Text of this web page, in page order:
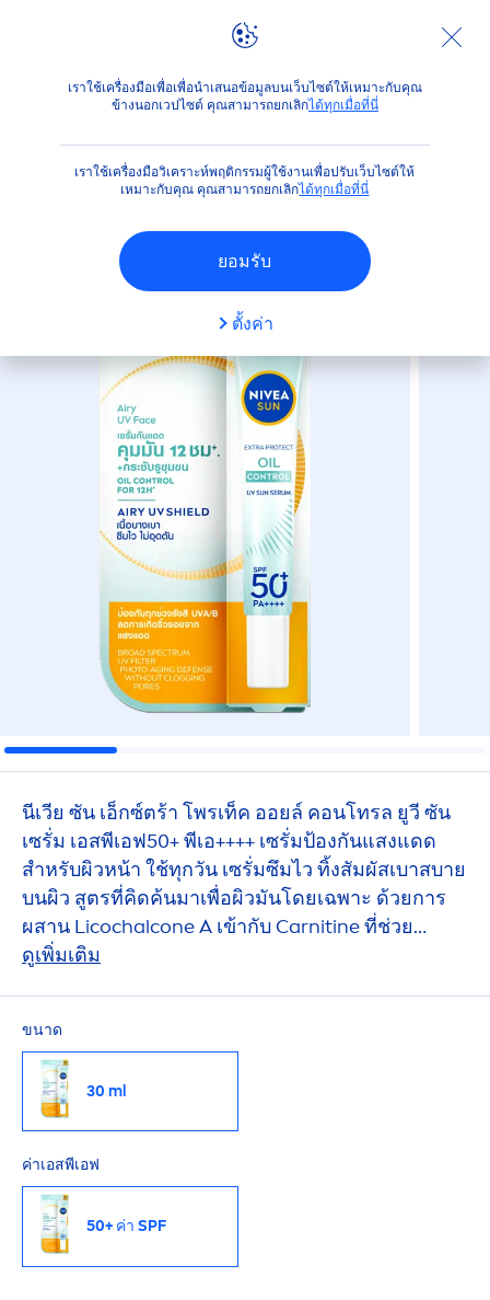
เราใช้เครื่องมือเพื่อเพื่อนำเสนอข้อมูลบนเว็บไซต์ให้เหมาะกับคุณ
ข้างนอกเวปไซต์ คุณสามารถยกเลิกได้ทุกเมื่อที่นี่
เราใช้เครื่องมือวิเคราะห์พฤติกรรมผู้ใช้งานเพื่อปรับเว็บไซต์ให้
เหมาะกับคุณ คุณสามารถยกเลิกได้ทุกเมื่อที่นี่
ยอมรับ
ตั้งค่า
ผลิตภัณฑ์ ปกป้องผิวจากแสงแดด ได้เวลาสนุกกับแสงแดด
(42)
นีเวีย ซัน ออยล์ คอนโทรล เอสพี
เอฟ50+ พีเอ++++
นีเวีย ซัน เอ็กซ์ตร้า โพรเท็ค ออยล์ คอนโทรล ยูวี ซัน
เซรั่ม เอสพีเอฟ50+ พีเอ++++ เซรั่มป้องกันแสงแดด
สำหรับผิวหน้า ใช้ทุกวัน เซรั่มซึมไว ทิ้งสัมผัสเบาสบาย
บนผิว สูตรที่คิดค้นมาเพื่อผิวมันโดยเฉพาะ ด้วยการ
ผสาน Licochalcone A เข้ากับ Carnitine ที่ช่วย
จัดการเรื่องความมัน เพื่อผิวที่ใส คุมมันยาวนาน**
ดูเพิ่มเติม
ขนาด
30 ml
ค่าเอสพีเอฟ
50+ ค่า SPF